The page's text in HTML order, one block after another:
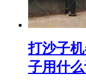
打沙子
子用什